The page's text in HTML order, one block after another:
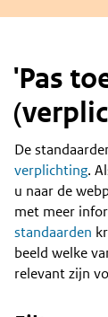
'Pas
Content
De
verplichting.
u naar de
met meer
standaarden
beeld welke
relevant zijn